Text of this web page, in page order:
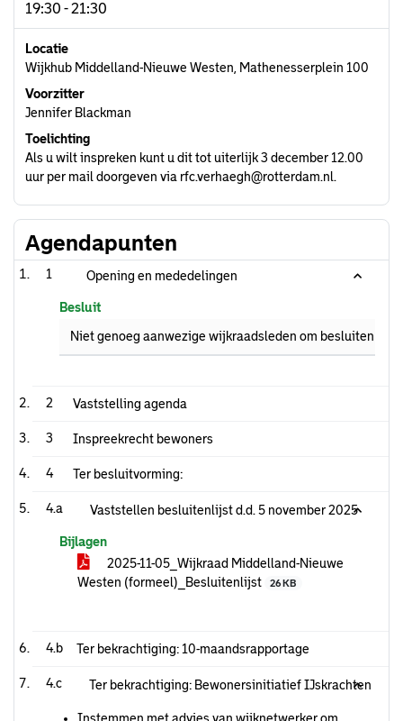
19:30 - 21:30
Locatie
Wijkhub Middelland-Nieuwe Westen, Mathenesserplein 100
Voorzitter
Jennifer Blackman
Toelichting
Als u wilt inspreken kunt u dit tot uiterlijk 3 december 12.00
uur per mail doorgeven via rfc.verhaegh@rotterdam.nl.
Agendapunten
1 Opening en mededelingen
Besluit
Niet genoeg aanwezige wijkraadsleden om besluiten te
2 Vaststelling agenda
3 Inspreekrecht bewoners
4 Ter besluitvorming:
4.a Vaststellen besluitenlijst d.d. 5 november 2025
Bijlagen
2025-11-05_Wijkraad Middelland-Nieuwe
Westen (formeel)_Besluitenlijst
26 KB
4.b Ter bekrachtiging: 10-maandsrapportage
4.c Ter bekrachtiging: Bewonersinitiatief IJskrachten